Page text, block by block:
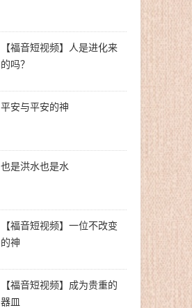
【福音短视频】人是进化来
的吗？
平安与平安的神
也是洪水也是水
【福音短视频】一位不改变
的神
【福音短视频】成为贵重的
器皿